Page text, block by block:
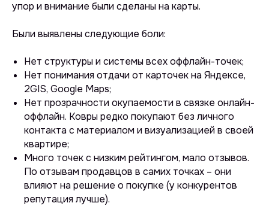
упор и внимание были сделаны на карты.
Были выявлены следующие боли:
Нет структуры и системы всех оффлайн-точек;
Нет понимания отдачи от карточек на Яндексе,
2GIS, Google Maps;
Нет прозрачности окупаемости в связке онлайн-
оффлайн. Ковры редко покупают без личного
контакта с материалом и визуализацией в своей
квартире;
Много точек с низким рейтингом, мало отзывов.
По отзывам продавцов в самих точках – они
влияют на решение о покупке (у конкурентов
репутация лучше).